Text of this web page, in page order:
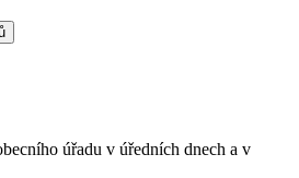
úřadu v úředních dnech a v